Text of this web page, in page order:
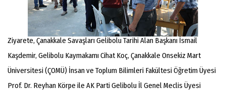
Ziyarete, Çanakkale Savaşları Gelibolu Tarihi Alan Başkanı İsmail
Kaşdemir, Gelibolu Kaymakamı Cihat Koç, Çanakkale Onsekiz Mart
Üniversitesi (ÇOMÜ) İnsan ve Toplum Bilimleri Fakültesi Öğretim Üyesi
Prof. Dr. Reyhan Körpe ile AK Parti Gelibolu İl Genel Meclis Üyesi